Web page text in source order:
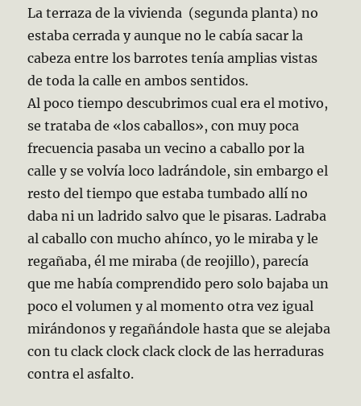
La terraza de la vivienda (segunda planta) no
estaba cerrada y aunque no le cabía sacar la
cabeza entre los barrotes tenía amplias vistas
de toda la calle en ambos sentidos.
Al poco tiempo descubrimos cual era el motivo,
se trataba de «los caballos», con muy poca
frecuencia pasaba un vecino a caballo por la
calle y se volvía loco ladrándole, sin embargo el
resto del tiempo que estaba tumbado allí no
daba ni un ladrido salvo que le pisaras. Ladraba
al caballo con mucho ahínco, yo le miraba y le
regañaba, él me miraba (de reojillo), parecía
que me había comprendido pero solo bajaba un
poco el volumen y al momento otra vez igual
mirándonos y regañándole hasta que se alejaba
con tu clack clock clack clock de las herraduras
contra el asfalto.